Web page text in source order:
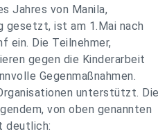
Jahres von Manila,
gesetzt, ist am 1.Mai nach
ein. Die Teilnehmer,
gegen die Kinderarbeit
Gegenmaßnahmen.
unterstützt. Die
von oben genannten
deutlich: